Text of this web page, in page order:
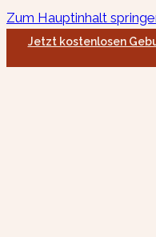
Zum Hauptinhalt
Jetzt kostenlosen